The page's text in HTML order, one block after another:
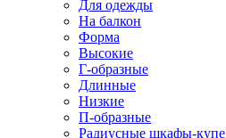
Для одежды
На балкон
Форма
Высокие
Г-образные
Длинные
Низкие
П-образные
Радиусные шкафы-купе